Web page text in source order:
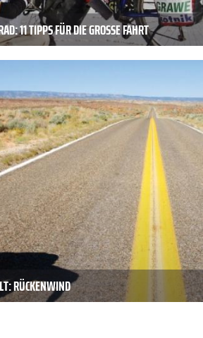
11 TIPPS FÜR DIE GROSSE FAHRT
RÜCKENWIND